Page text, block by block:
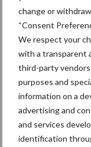
change or
“Consent
We respect your
with a transparent
third-party
purposes and
information on a
advertising and
and services
identification
Themapagina's